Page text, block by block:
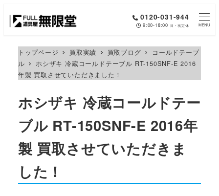
0120-031-944
9:00-18:00 日・祝定休 MENU
トップページ 買取実績 買取ブログ
コールドテーブ
ル
ホシザキ 冷蔵コールドテーブル RT-150SNF-E 2016
年製 買取させていただきました！
ホシザキ 冷蔵コールドテー
ブル RT-150SNF-E 2016年
製 買取させていただきま
した！